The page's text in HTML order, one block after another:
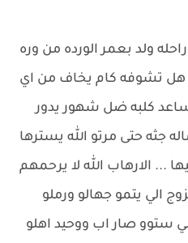
ولد بعمر الورده من وره
هل تشوفه كام يخاف من اي
كلبه ضل شهور يدور
جثه حتى مرتو الله يسترها
... الارهاب الله لا يرحمهم
الي يتمو جهالو ورملو
ستوو صار اب ووحيد اهلو